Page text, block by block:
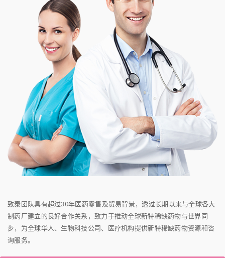
致泰团队具有超过30年医药零售及贸易背景，透过长期以来与全球各大
制药厂建立的良好合作关系，致力于推动全球新特稀缺药物与世界同
步，为全球华人、生物科技公司、医疗机构提供新特稀缺药物资源和咨
询服务。